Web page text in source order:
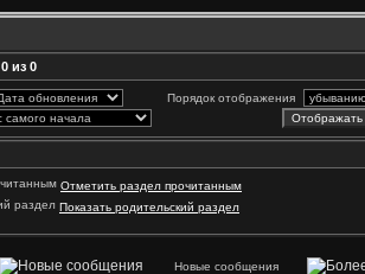
из 0
Порядок отображения
Отметить раздел прочитанным
Показать родительский раздел
Новые сообщения